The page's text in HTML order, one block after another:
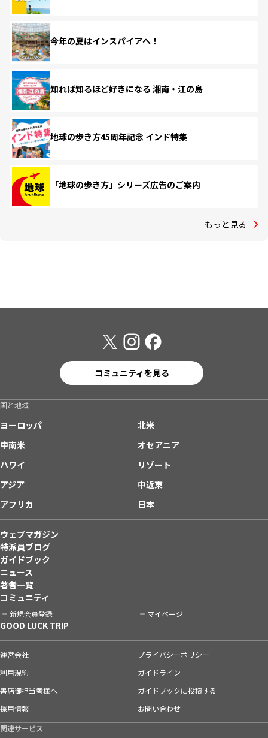
今年の夏はインスパイアへ！
知れば知るほど好きになる 湘南・江の島
地球の歩き方45周年記念 インド特集
「地球の歩き方」シリーズ広告のご案内
もっと見る
コミュニティを見る
国と地域
ヨーロッパ
北米
中南米
オセアニア
ハワイ
リゾート
アジア
中近東
アフリカ
日本
ウェブマガジン
特派員ブログ
ガイドブック
ニュース
著者一覧
コミュニティ
新規会員登録 マイページ
GOOD LUCK TRIP
運営会社
プライバシーポリシー
利用規約
ガイドライン
書店御担当者様へ
ガイドブックに投稿する
採用情報
お問い合わせ
関連サービス